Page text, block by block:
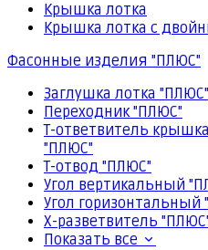
Крышка лотка
Крышка лотка с
Фасонные изделия "ПЛЮС"
Заглушка лотка "ПЛЮС"
Переходник "ПЛЮС"
Т-ответвитель
"ПЛЮС"
Т-отвод "ПЛЮС"
Угол вертикальный
Угол горизонтальный
Х-разветвитель
Показать все